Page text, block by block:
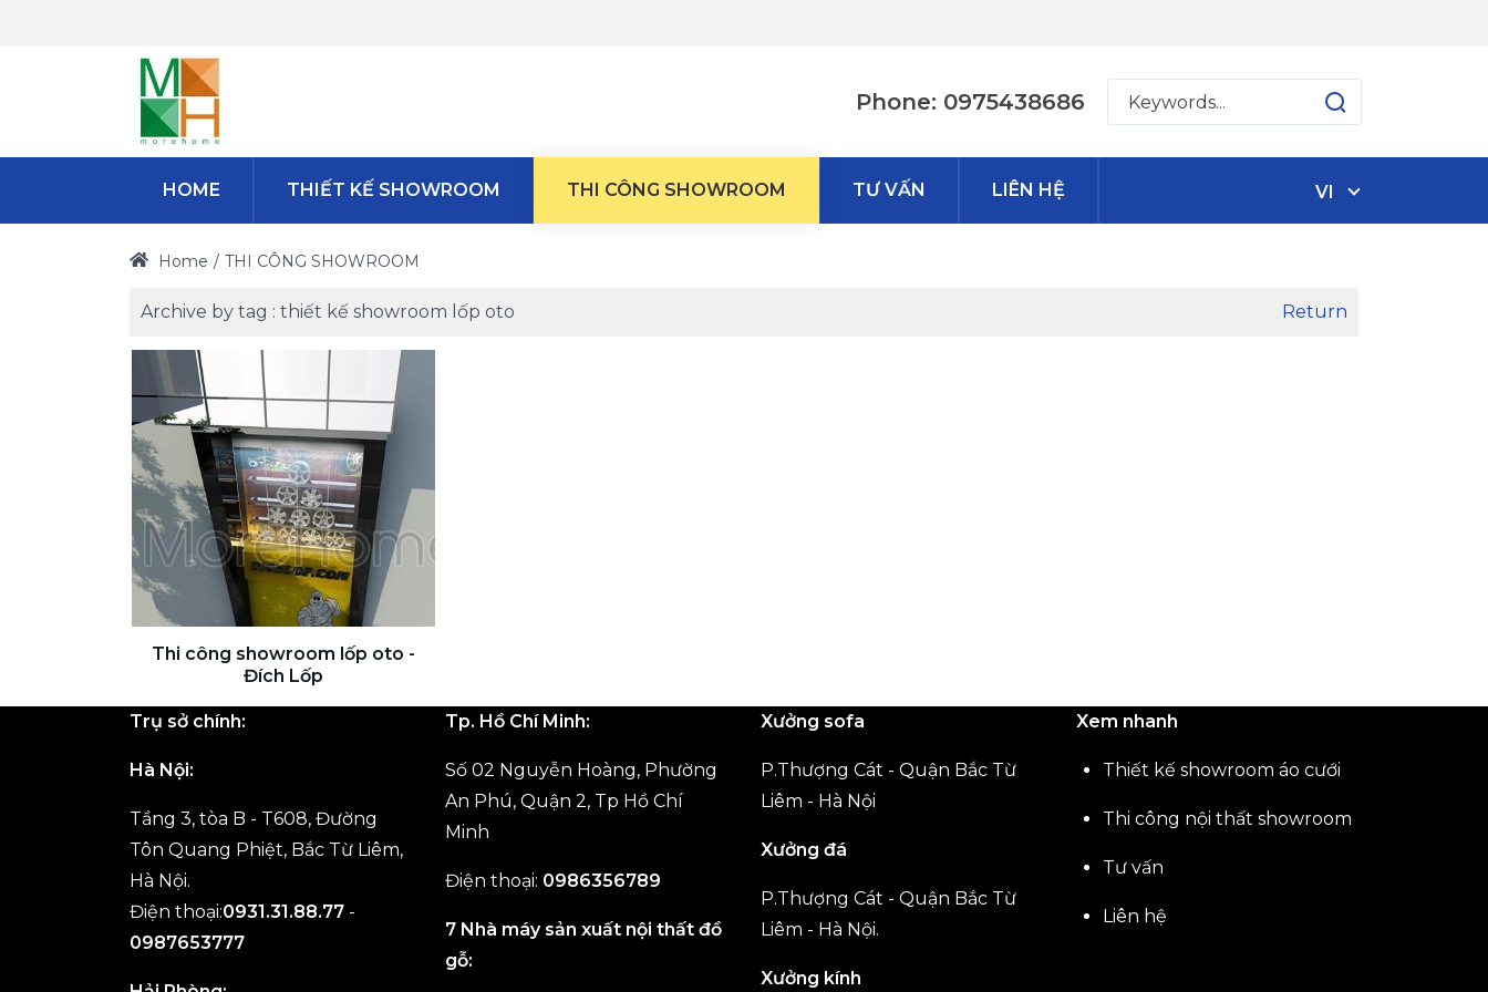
Phone: 0975438686
HOME THIẾT KẾ SHOWROOM THI CÔNG SHOWROOM TƯ VẤN LIÊN HỆ VI
Home THI CÔNG SHOWROOM
Archive by tag : thiết kế showroom lốp oto Return
Thi công showroom lốp oto -
Đích Lốp
Trụ sở chính:
Hà Nội:
Tầng 3, tòa B - T608, Đường
Tôn Quang Phiệt, Bắc Từ Liêm,
Hà Nội.
Điện thoại:0931.31.88.77 -
0987653777
Tp. Hồ Chí Minh:
Số 02 Nguyễn Hoàng, Phường
An Phú, Quận 2, Tp Hồ Chí
Minh
Điện thoại: 0986356789
7 Nhà máy sản xuất nội thất đồ
gỗ:
Xưởng sofa
P.Thượng Cát - Quận Bắc Từ
Liêm - Hà Nội
Xưởng đá
P.Thượng Cát - Quận Bắc Từ
Liêm - Hà Nội.
Xưởng kính
Xem nhanh
Thiết kế showroom áo cưới
Thi công nội thất showroom
Tư vấn
Liên hệ